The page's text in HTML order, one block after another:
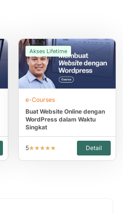
Akses Lifetime
e-Courses
Buat Website Online dengan
WordPress dalam Waktu
Singkat
5★★★★★ Detail